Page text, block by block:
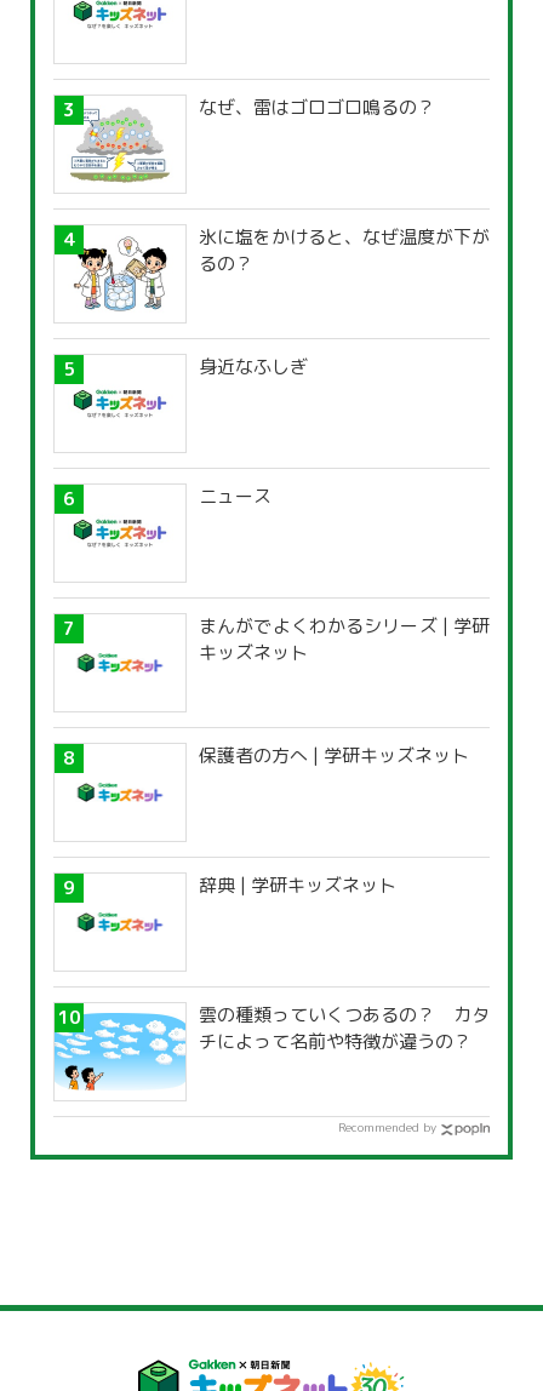
なぜ、雷はゴロゴロ鳴るの？
氷に塩をかけると、なぜ温度が下が
るの？
身近なふしぎ
ニュース
まんがでよくわかるシリーズ | 学研
キッズネット
保護者の方へ | 学研キッズネット
辞典 | 学研キッズネット
雲の種類っていくつあるの？ カタ
チによって名前や特徴が違うの？
Recommended by